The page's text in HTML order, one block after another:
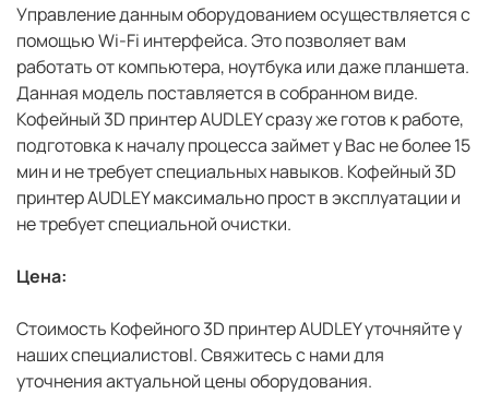
Управление данным оборудованием осуществляется с
помощью Wi-Fi интерфейса. Это позволяет вам
работать от компьютера, ноутбука или даже планшета.
Данная модель поставляется в собранном виде.
Кофейный 3D принтер AUDLEY сразу же готов к работе,
подготовка к началу процесса займет у Вас не более 15
мин и не требует специальных навыков. Кофейный 3D
принтер AUDLEY максимально прост в эксплуатации и
не требует специальной очистки.
Цена:
Стоимость Кофейного 3D принтер AUDLEY уточняйте у
наших специалистовl. Свяжитесь с нами для
уточнения актуальной цены оборудования.